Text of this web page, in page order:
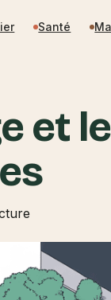
Santé
et